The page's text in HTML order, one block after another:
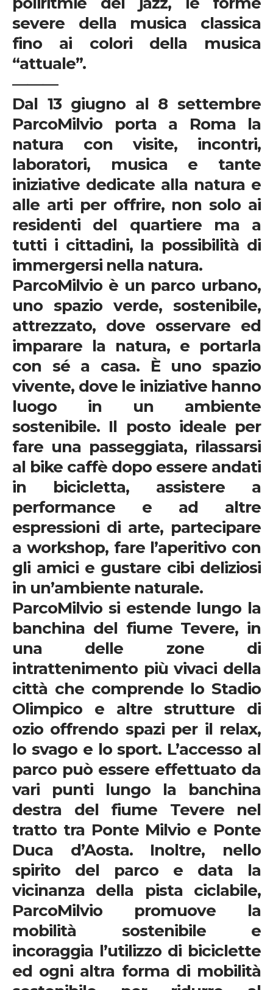
severe della musica classica
fino ai colori della musica
“attuale”.
———
Dal 13 giugno al 8 settembre
ParcoMilvio porta a Roma la
natura con visite, incontri,
laboratori, musica e tante
iniziative dedicate alla natura e
alle arti per offrire, non solo ai
residenti del quartiere ma a
tutti i cittadini, la possibilità di
immergersi nella natura.
ParcoMilvio è un parco urbano,
uno spazio verde, sostenibile,
attrezzato, dove osservare ed
imparare la natura, e portarla
con sé a casa. È uno spazio
vivente, dove le iniziative hanno
luogo in un ambiente
sostenibile. Il posto ideale per
fare una passeggiata, rilassarsi
al bike caffè dopo essere andati
in bicicletta, assistere a
performance e ad altre
espressioni di arte, partecipare
a workshop, fare l’aperitivo con
gli amici e gustare cibi deliziosi
in un’ambiente naturale.
ParcoMilvio si estende lungo la
banchina del fiume Tevere, in
una delle zone di
intrattenimento più vivaci della
città che comprende lo Stadio
Olimpico e altre strutture di
ozio offrendo spazi per il relax,
lo svagoe losport. L’accesso al
parco può essere effettuato da
vari punti lungo la banchina
destra del fiume Tevere nel
tratto tra Ponte Milvio e Ponte
Duca d’Aosta. Inoltre, nello
spirito del parco e data la
vicinanza della pista ciclabile,
ParcoMilvio promuove la
mobilità sostenibile e
incoraggia l’utilizzo di biciclette
ed ogni altra forma di mobilità